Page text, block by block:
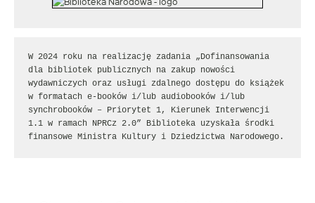
W 2024 roku na realizację zadania „Dofinansowania
dla bibliotek publicznych na zakup nowości
wydawniczych oraz usługi zdalnego dostępu do książek
w formatach e-booków i/lub audiobooków i/lub
synchrobooków – Priorytet 1, Kierunek Interwencji
1.1 w ramach NPRCz 2.0” Biblioteka uzyskała środki
finansowe Ministra Kultury i Dziedzictwa Narodowego.